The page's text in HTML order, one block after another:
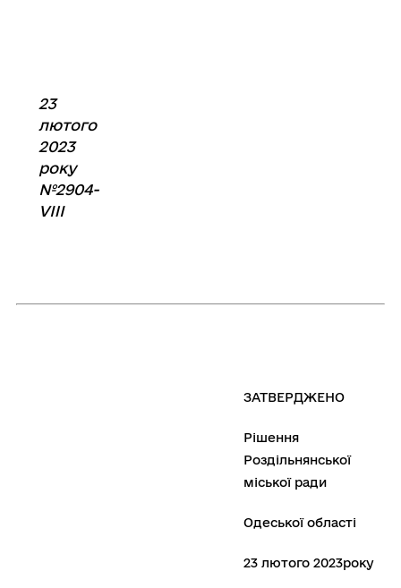
23
лютого
2023
року
№2904-
VIIІ
ЗАТВЕРДЖЕНО
Рішення
Роздільнянської
міської ради
Одеської області
23 лютого 2023року